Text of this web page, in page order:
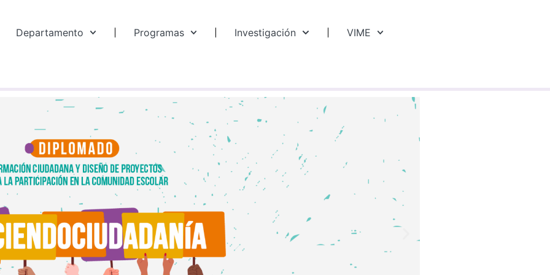
Departamento Programas Investigación VIME